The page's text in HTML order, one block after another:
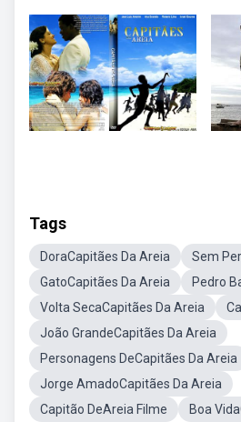
Tags
DoraCapitães Da Areia
Sem
GatoCapitães Da Areia
Pedro
Volta SecaCapitães Da Areia
João GrandeCapitães Da Areia
Personagens DeCapitães Da Areia
Jorge AmadoCapitães Da Areia
Capitão DeAreia Filme
Boa